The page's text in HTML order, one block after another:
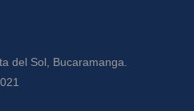
del Sol, Bucaramanga.